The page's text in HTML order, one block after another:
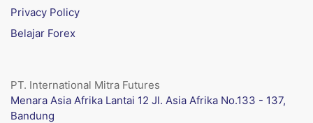
Privacy Policy
Belajar Forex
PT. International Mitra Futures
Menara Asia Afrika Lantai 12 Jl. Asia Afrika No.133 - 137,
Bandung